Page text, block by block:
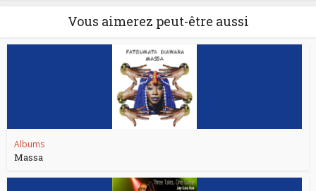
Vous aimerez peut-être aussi
Albums
Massa